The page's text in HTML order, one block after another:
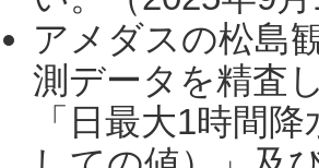
アメダスの松島
測データを精査
「日最大1時間